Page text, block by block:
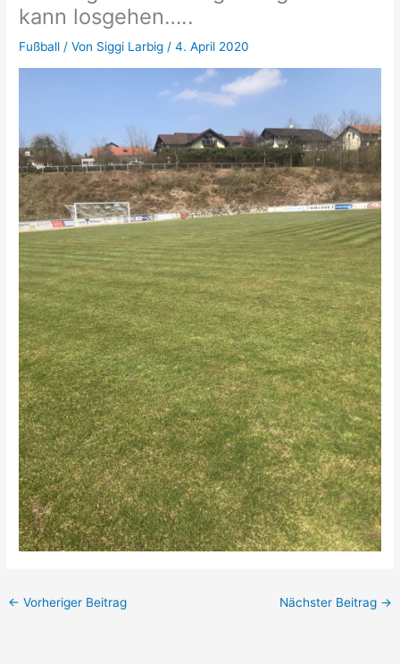
kann losgehen…..
Fußball / Von Siggi Larbig /4. April 2020
← Vorheriger Beitrag Nächster Beitrag →